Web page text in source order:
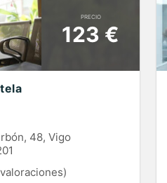
PRECIO
123 €
48, Vigo